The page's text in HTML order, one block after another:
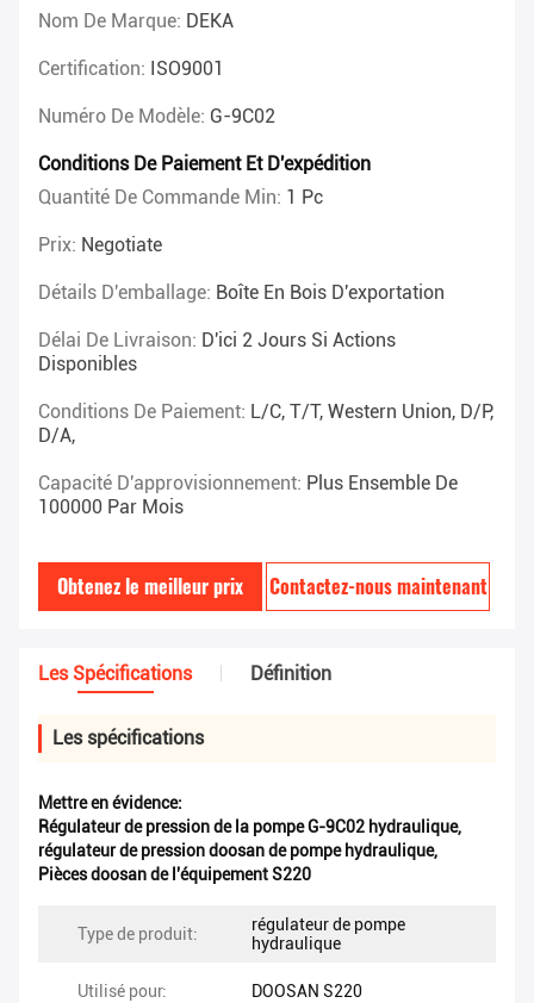
Nom De Marque: DEKA
Certification: ISO9001
Numéro De Modèle: G-9C02
Conditions De Paiement Et D'expédition
Quantité De Commande Min: 1 Pc
Prix: Negotiate
Détails D'emballage: Boîte En Bois D'exportation
Délai De Livraison: D'ici 2 Jours Si Actions
Disponibles
Conditions De Paiement: L/C, T/T, Western Union, D/P,
D/A,
Capacité D'approvisionnement: Plus Ensemble De
100000 Par Mois
Obtenez le meilleur prix Contactez-nous maintenant
Les Spécifications Définition
Les spécifications
Mettre en évidence:
Régulateur de pression de la pompe G-9C02 hydraulique,
régulateur de pression doosan de pompe hydraulique,
Pièces doosan de l'équipement S220
Type de produit:
régulateur de pompe
hydraulique
Utilisé pour: DOOSAN S220